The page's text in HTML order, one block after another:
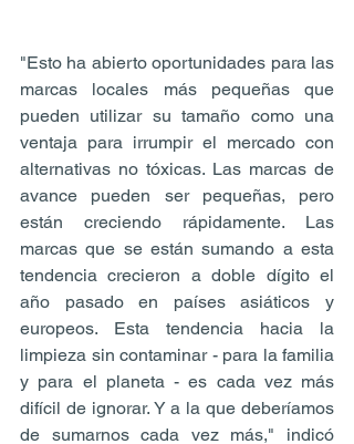
"Esto ha abierto oportunidades para las
marcas locales más pequeñas que
pueden utilizar su tamaño como una
ventaja para irrumpir el mercado con
alternativas no tóxicas. Las marcas de
avance pueden ser pequeñas, pero
están creciendo rápidamente. Las
marcas que se están sumando a esta
tendencia crecieron a doble dígito el
año pasado en países asiáticos y
europeos. Esta tendencia hacia la
limpieza sin contaminar - para la familia
y para el planeta - es cada vez más
difícil de ignorar. Y a la que deberíamos
de sumarnos cada vez más," indicó